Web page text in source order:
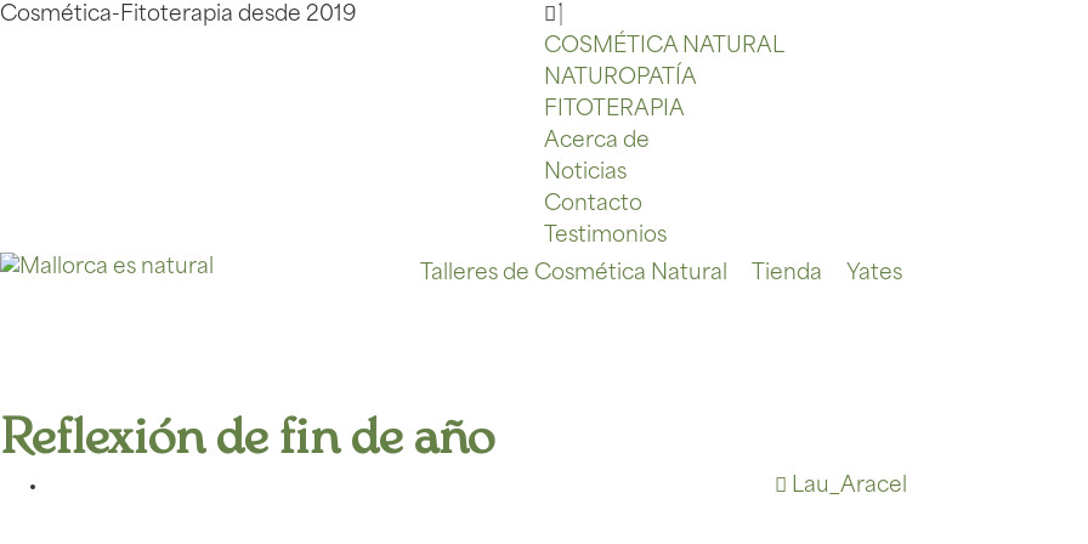
Cosmética-Fitoterapia desde 2019
COSMÉTICA NATURAL
NATUROPATÍA
FITOTERAPIA
Acerca de
Noticias
Contacto
Testimonios
Talleres de Cosmética Natural Tienda Yates
Reflexión de fin de año
Lau_Aracel